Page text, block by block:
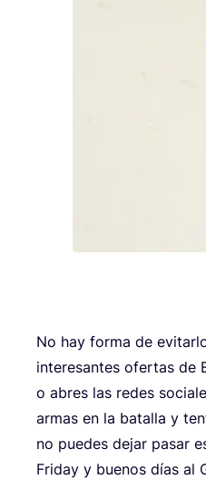
No hay for­ma de
intere­san­tes ofer­tas de
o abres las redes
armas en la bata­lla y
no pue­des dejar pasar
Fri­day y bue­nos días al